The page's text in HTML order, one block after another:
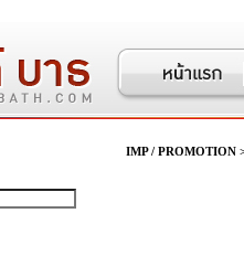
IMP / PROMOTION